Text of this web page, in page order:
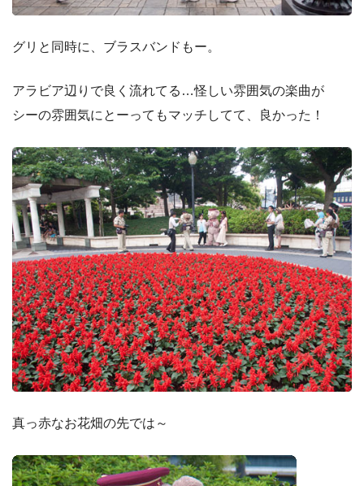
グリと同時に、ブラスバンドもー。
アラビア辺りで良く流れてる…怪しい雰囲気の楽曲が
シーの雰囲気にとーってもマッチしてて、良かった！
真っ赤なお花畑の先では～